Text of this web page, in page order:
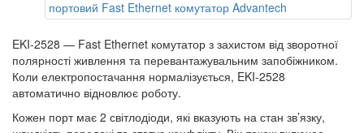
EKI-2528 — Fast Ethernet комутатор з захистом від зворотної
полярності живлення та перевантажувальним запобіжником.
Коли електропостачання нормалізується, EKI-2528
автоматично відновлює роботу.
Кожен порт має 2 світлодіоди, які вказують на стан зв’язку,